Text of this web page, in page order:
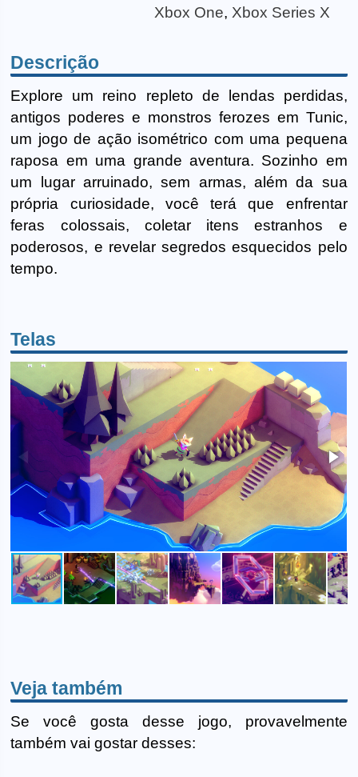
Xbox One, Xbox Series X
Descrição
Explore um reino repleto de lendas perdidas,
antigos poderes e monstros ferozes em Tunic,
um jogo de ação isométrico com uma pequena
raposa em uma grande aventura. Sozinho em
um lugar arruinado, sem armas, além da sua
própria curiosidade, você terá que enfrentar
feras colossais, coletar itens estranhos e
poderosos, e revelar segredos esquecidos pelo
tempo.
Telas
Veja também
Se você gosta desse jogo, provavelmente
também vai gostar desses: